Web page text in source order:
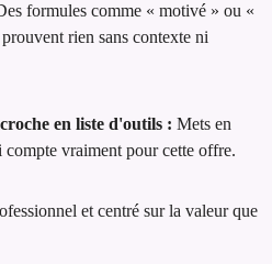
formules comme « motivé » ou «
rien sans contexte ni
en liste d'outils : Mets en
vraiment pour cette offre.
et centré sur la valeur que